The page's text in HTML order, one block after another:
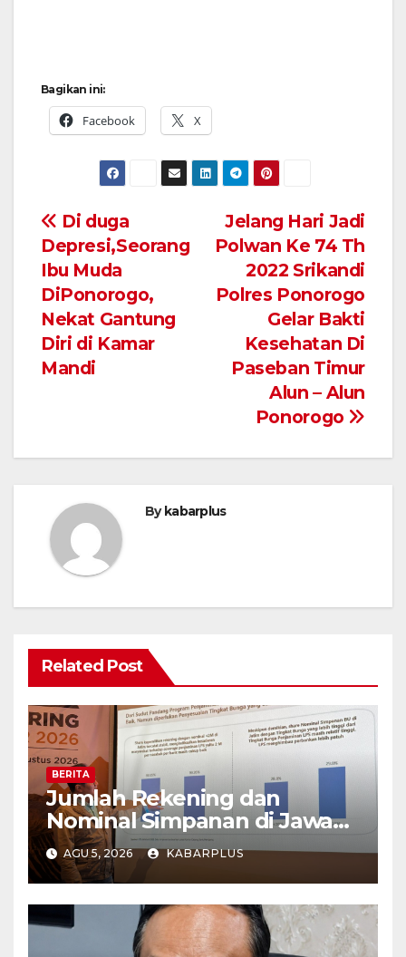
Bagikan ini:
Facebook X
Navigasi
pos
Jelang Hari Jadi
Polwan Ke 74 Th
2022 Srikandi
Polres Ponorogo
Gelar Bakti
Kesehatan Di
Paseban Timur
Alun – Alun
Ponorogo
Di duga
Depresi,Seorang
Ibu Muda
DiPonorogo,
Nekat Gantung
Diri di Kamar
Mandi
By kabarplus
Related Post
BERITA
Jumlah Rekening dan
Nominal Simpanan di Jawa
Timur Meningkat 1,17% Year
on Year.
AGU 5, 2026 KABARPLUS